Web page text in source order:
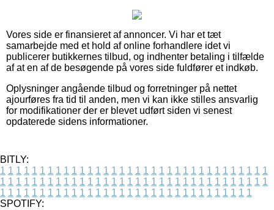
Vores side er finansieret af annoncer. Vi har et tæt
samarbejde med et hold af online forhandlere idet vi
publicerer butikkernes tilbud, og indhenter betaling i tilfælde
af at en af de besøgende på vores side fuldfører et indkøb.
Oplysninger angående tilbud og forretninger på nettet
ajourføres fra tid til anden, men vi kan ikke stilles ansvarlig
for modifikationer der er blevet udført siden vi senest
opdaterede sidens informationer.
BITLY:
1 1 1 1 1 1 1 1 1 1 1 1 1 1 1 1 1 1 1 1 1 1 1 1 1 1 1 1 1 1 1 1 1 1
1 1 1 1 1 1 1 1 1 1 1 1 1 1 1 1 1 1 1 1 1 1 1 1 1 1 1 1 1 1 1 1 1 1
1 1 1 1 1 1 1 1 1 1 1 1 1 1 1 1 1 1 1 1 1 1 1 1 1 1 1 1 1 1 1 1
SPOTIFY: